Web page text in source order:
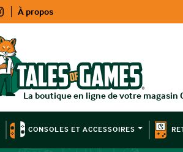
À propos
CONSOLES ET ACCESSOIRES